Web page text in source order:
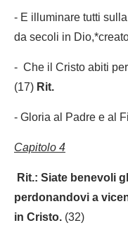
- E illuminare tutti
da secoli in
- Che il Cristo abiti
(17)Rit.
- Gloria al Padre e al
Capitolo 4
Rit.: Siate benevoli
perdonandovi a
in Cristo.(32)